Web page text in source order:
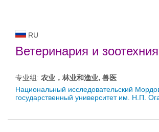
RU
Ветеринария и зоотехния
专业组: 农业，林业和渔业, 兽医
Национальный исследовательский
государственный университет им. Н.П.